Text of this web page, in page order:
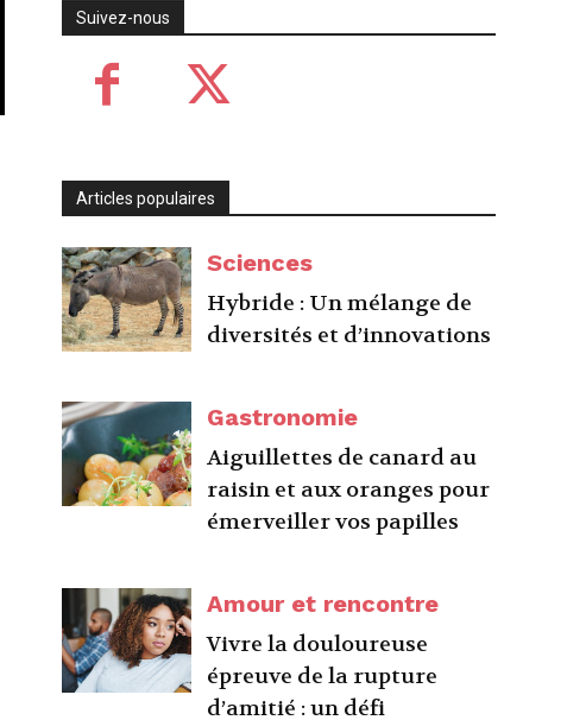
Suivez-nous
Articles populaires
Sciences
Hybride : Un mélange de
diversités et d’innovations
Gastronomie
Aiguillettes de canard au
raisin et aux oranges pour
émerveiller vos papilles
Amour et rencontre
Vivre la douloureuse
épreuve de la rupture
d’amitié : un défi